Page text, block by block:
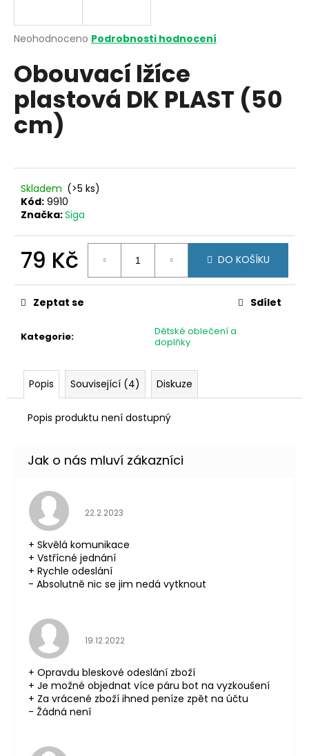
Průměrné
produktu
je
5
hvězdiček.
Neohodnoceno Podrobnosti hodnocení
Obouvací lžíce
plastová DK PLAST (50
cm)
Skladem (>5 ks)
Kód: 9910
Značka:Siga
79 Kč
cena:
DO KOŠÍKU
Kategorie:
Dětské oblečení a
doplňky
Zeptat se Sdílet
Popis Související (4) Diskuze
Popis produktu není dostupný
Hodnocení obchodu je 5 z 5 hvězdiček.
22.2.2023
+ Skvělá komunikace
+ Vstřícné jednání
+ Rychle odeslání
- Absolutně nic se jim nedá vytknout
Hodnocení obchodu je 5 z 5 hvězdiček.
19.12.2022
+ Opravdu bleskové odeslání zboží
+ Je možné objednat více páru bot na vyzkoušení
+ Za vrácené zboží ihned peníze zpět na účtu
- Žádná není
j
t
?
D
o
p
r
u
č
m